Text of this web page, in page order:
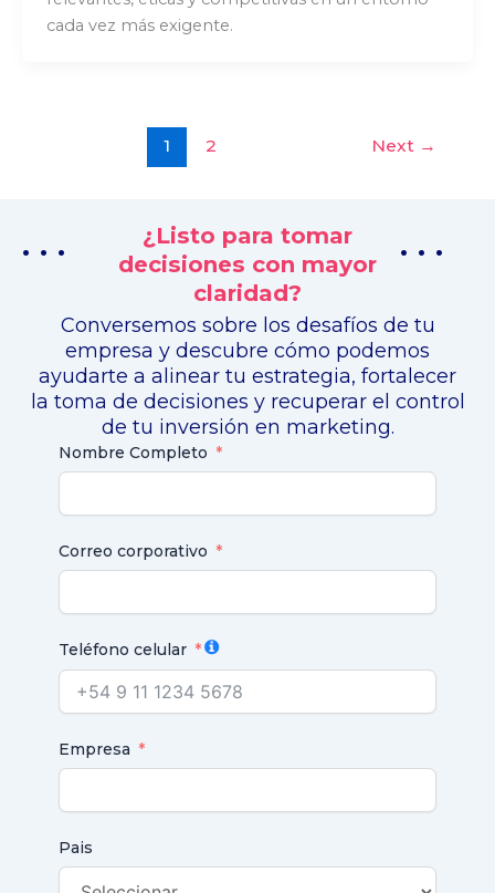
cada vez más exigente.
1 2 Next →
. . .
¿Listo para tomar
decisiones con mayor
claridad?
. . .
Conversemos sobre los desafíos de tu
empresa y descubre cómo podemos
ayudarte a alinear tu estrategia, fortalecer
la toma de decisiones y recuperar el control
de tu inversión en marketing.
Nombre Completo
Correo corporativo
Teléfono celular
Empresa
Pais